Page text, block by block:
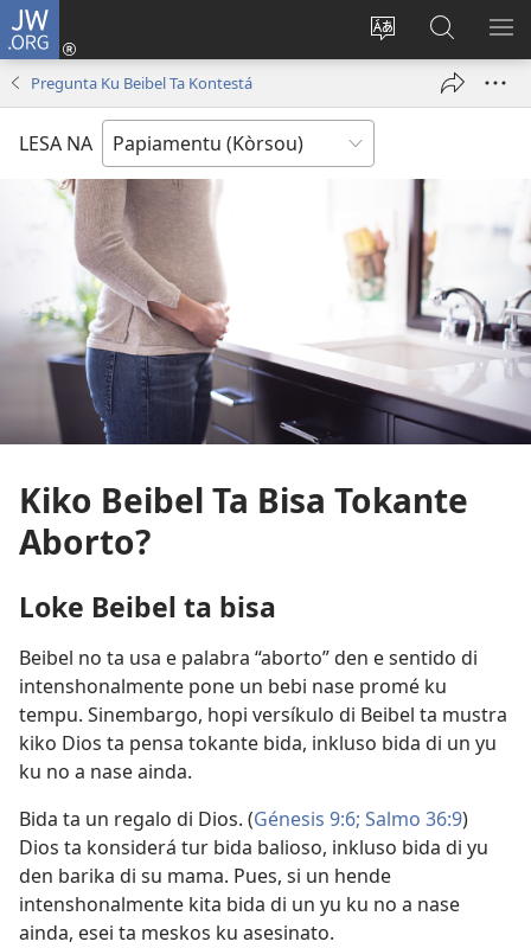
JW.ORG
Kambia
Log
window)
Buska
Riba
JW.ORG
Pregunta Ku Beibel Ta Kontestá
LESA NA
Kiko Beibel Ta Bisa Tokante
Aborto?
Loke Beibel ta bisa
Beibel no ta usa e palabra “aborto” den e sentido di
intenshonalmente pone un bebi nase promé ku
tempu. Sinembargo, hopi versíkulo di Beibel ta mustra
kiko Dios ta pensa tokante bida, inkluso bida di un yu
ku no a nase ainda.
Bida ta un regalo di Dios. (Génesis 9:6; Salmo 36:9)
Dios ta konsiderá tur bida balioso, inkluso bida di yu
den barika di su mama. Pues, si un hende
intenshonalmente kita bida di un yu ku no a nase
ainda, esei ta meskos ku asesinato.